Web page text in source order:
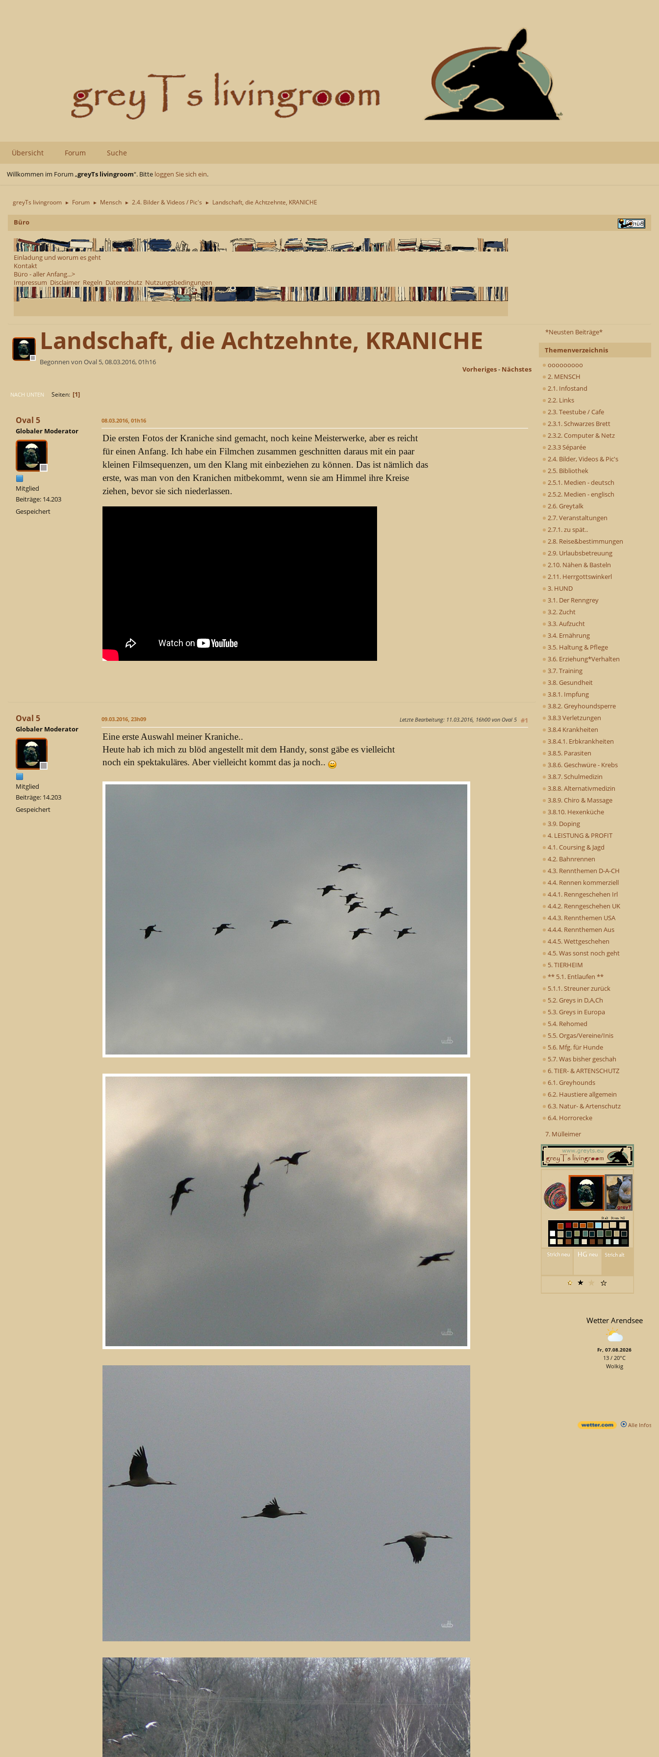
Übersicht Forum Suche
Willkommen im Forum „greyTs livingroom“. Bitte loggen Sie sich ein.
greyTs livingroom ► Forum ► Mensch ► 2.4. Bilder & Videos / Pic's ► Landschaft, die Achtzehnte, KRANICHE
Büro
Einladung und worum es geht
Kontakt
Büro - aller Anfang...>
Impressum Disclaimer Regeln Datenschutz Nutzungsbedingungen
*Neusten Beiträge*
Themenverzeichnis
ooooooooo
2. MENSCH
2.1. Infostand
2.2. Links
2.3. Teestube / Cafe
2.3.1. Schwarzes Brett
2.3.2. Computer & Netz
2.3.3 Séparée
2.4. Bilder, Videos & Pic's
2.5. Bibliothek
2.5.1. Medien - deutsch
2.5.2. Medien - englisch
2.6. Greytalk
2.7. Veranstaltungen
2.7.1. zu spät..
2.8. Reise&bestimmungen
2.9. Urlaubsbetreuung
2.10. Nähen & Basteln
2.11. Herrgottswinkerl
3. HUND
3.1. Der Renngrey
3.2. Zucht
3.3. Aufzucht
3.4. Ernährung
3.5. Haltung & Pflege
3.6. Erziehung*Verhalten
3.7. Training
3.8. Gesundheit
3.8.1. Impfung
3.8.2. Greyhoundsperre
3.8.3 Verletzungen
3.8.4 Krankheiten
3.8.4.1. Erbkrankheiten
3.8.5. Parasiten
3.8.6. Geschwüre - Krebs
3.8.7. Schulmedizin
3.8.8. Alternativmedizin
3.8.9. Chiro & Massage
3.8.10. Hexenküche
3.9. Doping
4. LEISTUNG & PROFIT
4.1. Coursing & Jagd
4.2. Bahnrennen
4.3. Rennthemen D-A-CH
4.4. Rennen kommerziell
4.4.1. Renngeschehen Irl
4.4.2. Renngeschehen UK
4.4.3. Rennthemen USA
4.4.4. Rennthemen Aus
4.4.5. Wettgeschehen
4.5. Was sonst noch geht
5. TIERHEIM
** 5.1. Entlaufen **
5.1.1. Streuner zurück
5.2. Greys in D,A,Ch
5.3. Greys in Europa
5.4. Rehomed
5.5. Orgas/Vereine/Inis
5.6. Mfg. für Hunde
5.7. Was bisher geschah
6. TIER- & ARTENSCHUTZ
6.1. Greyhounds
6.2. Haustiere allgemein
6.3. Natur- & Artenschutz
6.4. Horrorecke
7. Mülleimer
Wetter Arendsee
Fr, 07.08.2026
13 / 20°C
Wolkig
Alle Infos
Landschaft, die Achtzehnte, KRANICHE
Begonnen von Oval 5, 08.03.2016, 01h16
Vorheriges- Nächstes
NACH UNTEN Seiten 1
Oval 5
Globaler Moderator
Mitglied
Beiträge: 14.203
Gespeichert
08.03.2016, 01h16
Die ersten Fotos der Kraniche sind gemacht, noch keine Meisterwerke, aber es reicht
für einen Anfang. Ich habe ein Filmchen zusammen geschnitten daraus mit ein paar
kleinen Filmsequenzen, um den Klang mit einbeziehen zu können. Das ist nämlich das
erste, was man von den Kranichen mitbekommt, wenn sie am Himmel ihre Kreise
ziehen, bevor sie sich niederlassen.
Oval 5
Globaler Moderator
Mitglied
Beiträge: 14.203
Gespeichert
#1
09.03.2016, 23h09 Letzte Bearbeitung: 11.03.2016, 16h00 von Oval 5
Eine erste Auswahl meiner Kraniche..
Heute hab ich mich zu blöd angestellt mit dem Handy, sonst gäbe es vielleicht
noch ein spektakuläres. Aber vielleicht kommt das ja noch..